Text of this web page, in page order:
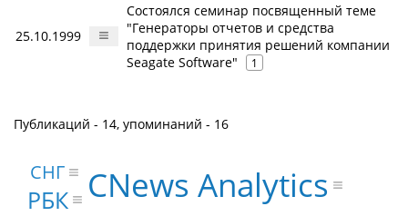
25.10.1999
Состоялся семинар посвященный теме
"Генераторы отчетов и средства
поддержки принятия решений компании
Seagate Software"
1
Публикаций - 14, упоминаний - 16
CNews Analytics
РБК
СНГ